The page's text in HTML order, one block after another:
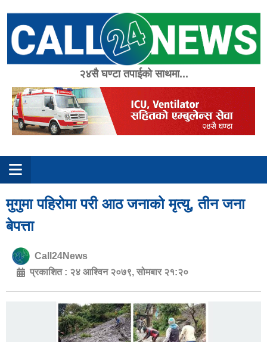
content
२४सै घण्टा तपाईको साथमा...
मुगुमा पहिरोमा परी आठ जनाको मृत्यु, तीन जना
बेपत्ता
Call24News
प्रकाशित : २४ आश्विन २०७९, सोमबार २१:२०